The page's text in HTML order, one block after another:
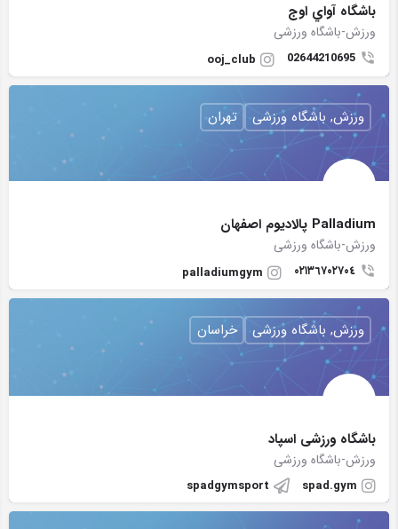
باشگاه آواي اوج
ورزش-باشگاه ورزشی
02644210695
ooj_club
Palladium پالاديوم اصفهان
ورزش-باشگاه ورزشی
٠۲١٣٦٧٠٢٧٠٤ palladiumgym
ورزش, باشگاه ورزشی تهران
باشگاه ورزشی اسپاد
ورزش-باشگاه ورزشی
spad.gym
spadgymsport
ورزش, باشگاه ورزشی خراسان